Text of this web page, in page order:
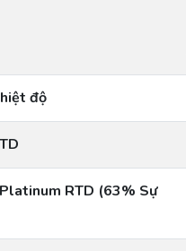
độ
RTD (63% Sự